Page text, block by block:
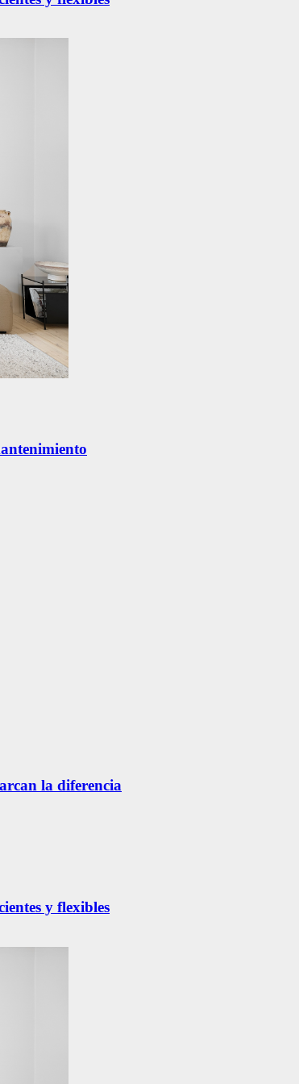
la diferencia
y flexibles